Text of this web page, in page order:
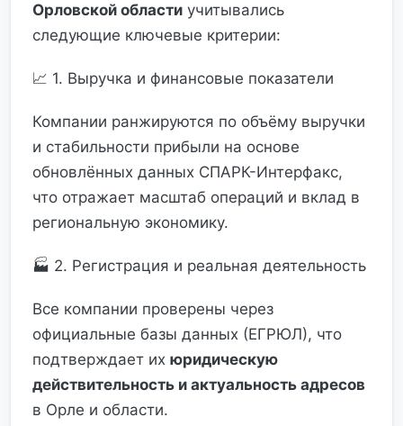
Орловской области учитывались
следующие ключевые критерии:
📈 1. Выручка и финансовые показатели
Компании ранжируются по объёму выручки
и стабильности прибыли на основе
обновлённых данных СПАРК-Интерфакс,
что отражает масштаб операций и вклад в
региональную экономику.
🏭 2. Регистрация и реальная деятельность
Все компании проверены через
официальные базы данных (ЕГРЮЛ), что
подтверждает их юридическую
действительность и актуальность адресов
в Орле и области.